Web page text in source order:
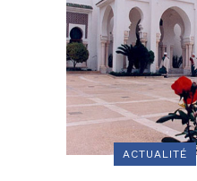
ACTUALITÉ